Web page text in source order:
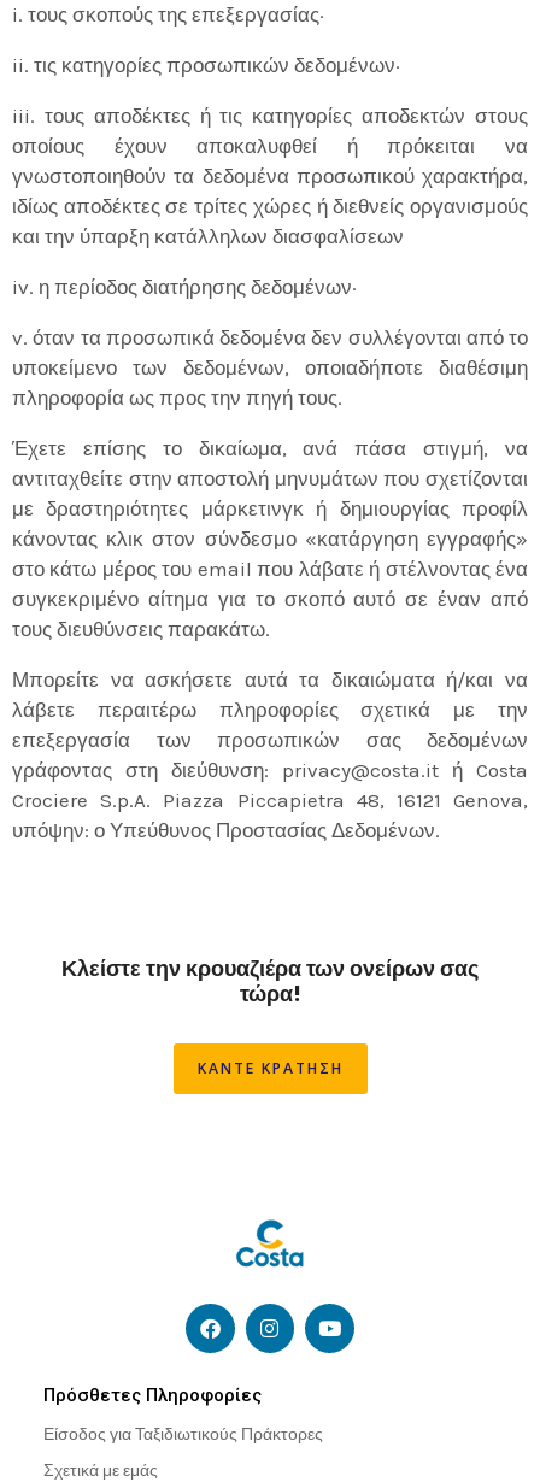
i. τους σκοπούς της επεξεργασίας·
ii. τις κατηγορίες προσωπικών δεδομένων·
iii. τους αποδέκτες ή τις κατηγορίες αποδεκτών στους
οποίους έχουν αποκαλυφθεί ή πρόκειται να
γνωστοποιηθούν τα δεδομένα προσωπικού χαρακτήρα,
ιδίως αποδέκτες σε τρίτες χώρες ή διεθνείς οργανισμούς
και την ύπαρξη κατάλληλων διασφαλίσεων
iv. η περίοδος διατήρησης δεδομένων·
v. όταν τα προσωπικά δεδομένα δεν συλλέγονται από το
υποκείμενο των δεδομένων, οποιαδήποτε διαθέσιμη
πληροφορία ως προς την πηγή τους.
Έχετε επίσης το δικαίωμα, ανά πάσα στιγμή, να
αντιταχθείτε στην αποστολή μηνυμάτων που σχετίζονται
με δραστηριότητες μάρκετινγκ ή δημιουργίας προφίλ
κάνοντας κλικ στον σύνδεσμο «κατάργηση εγγραφής»
στο κάτω μέρος του email που λάβατε ή στέλνοντας ένα
συγκεκριμένο αίτημα για το σκοπό αυτό σε έναν από
τους διευθύνσεις παρακάτω.
Μπορείτε να ασκήσετε αυτά τα δικαιώματα ή/και να
λάβετε περαιτέρω πληροφορίες σχετικά με την
επεξεργασία των προσωπικών σας δεδομένων
γράφοντας στη διεύθυνση: privacy@costa.it ή Costa
Crociere S.p.A. Piazza Piccapietra 48, 16121 Genova,
υπόψην: ο Υπεύθυνος Προστασίας Δεδομένων.
Κλείστε την κρουαζιέρα των ονείρων σας
τώρα!
ΚΑΝΤΕ ΚΡΑΤΗΣΗ
F
a
c
b
o
I
n
s
r
Y
o
u
Πρόσθετες Πληροφορίες
Είσοδος για Ταξιδιωτικούς Πράκτορες
Σχετικά με εμάς